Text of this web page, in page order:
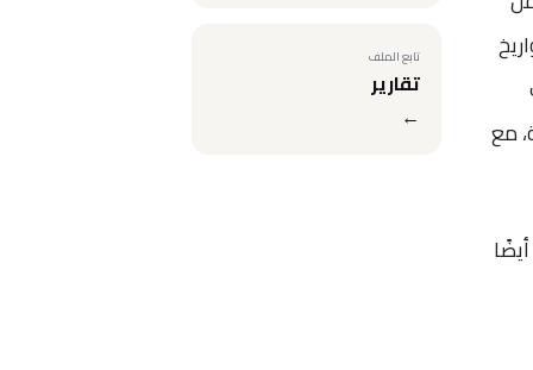
على صواريخ
الطريقة، مع
تابع الملف
تقارير
←